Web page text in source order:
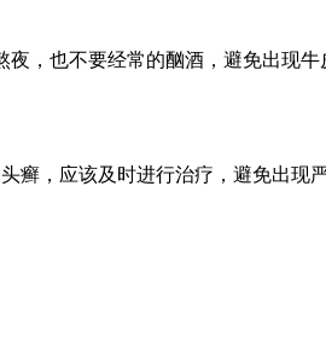
，也不要经常的酗酒，避免出现
，应该及时进行治疗，避免出现